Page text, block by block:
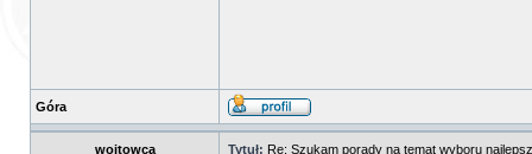
Góra
wojtowca Tytuł: Re: Szukam porady na temat wyboru